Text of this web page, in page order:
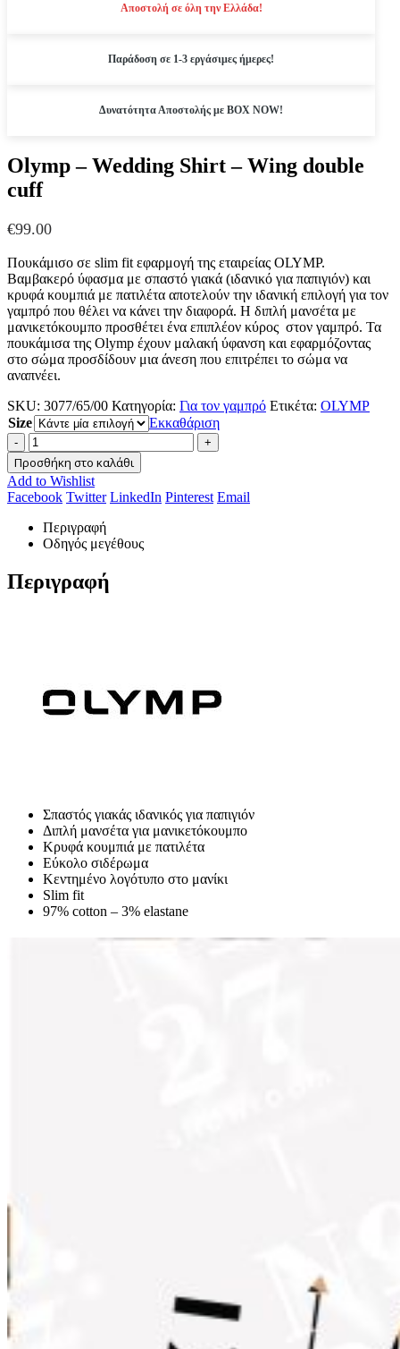
Αποστολή σε όλη την Ελλάδα!
Παράδοση σε 1-3 εργάσιμες ήμερες!
Δυνατότητα Αποστολής με BOX NOW!
Olymp – Wedding Shirt – Wing double
cuff
€99.00
Πουκάμισο σε slim fit εφαρμογή της εταιρείας OLYMP.
Βαμβακερό ύφασμα με σπαστό γιακά (ιδανικό για παπιγιόν) και
κρυφά κουμπιά με πατιλέτα αποτελούν την ιδανική επιλογή για τον
γαμπρό που θέλει να κάνει την διαφορά. Η διπλή μανσέτα με
μανικετόκουμπο προσθέτει ένα επιπλέον κύρος στον γαμπρό. Τα
πουκάμισα της Olymp έχουν μαλακή ύφανση και εφαρμόζοντας
στο σώμα προσδίδουν μια άνεση που επιτρέπει το σώμα να
αναπνέει.
SKU: 3077/65/00 Κατηγορία: Για τον γαμπρό Ετικέτα: OLYMP
Size
Εκκαθάριση
- +
Προσθήκη στο καλάθι
Add to Wishlist
Facebook Twitter LinkedIn Pinterest Email
Περιγραφή
Οδηγός μεγέθους
Περιγραφή
Σπαστός γιακάς ιδανικός για παπιγιόν
Διπλή μανσέτα για μανικετόκουμπο
Κρυφά κουμπιά με πατιλέτα
Εύκολο σιδέρωμα
Κεντημένο λογότυπο στο μανίκι
Slim fit
97% cotton – 3% elastane